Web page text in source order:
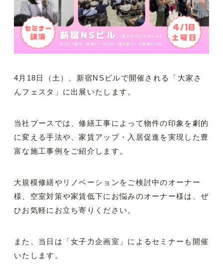
4月18日（土）、新宿NSビルで開催される「大家さ
んフェスタ」に出展いたします。
当社ブースでは、修繕工事によって物件の印象を劇的
に変える手法や、家賃アップ・入居促進を実現した豊
富な施工事例をご紹介します。
大規模修繕やリノベーションをご検討中のオーナー
様、空室対策や家賃低下にお悩みのオーナー様は、ぜ
ひお気軽にお立ち寄りください。
また、当日は「女子力企画室」によるセミナーも開催
いたします。